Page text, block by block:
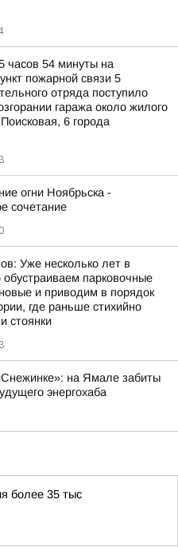
54 минуты на
пожарной связи 5
отряда поступило
гаража около жилого
6 города
огни Ноябрьска -
сочетание
Уже несколько лет в
обустраиваем парковочные
и приводим в порядок
где раньше стихийно
стоянки
на Ямале забиты
энергохаба
более 35 тыс